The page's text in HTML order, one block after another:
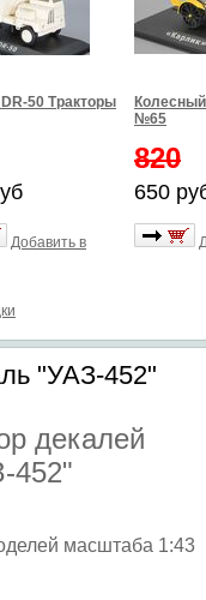
DR-50 Тракторы
Добавить в
№65
820
650
"УАЗ-452"
декалей
452"
масштаба 1:43